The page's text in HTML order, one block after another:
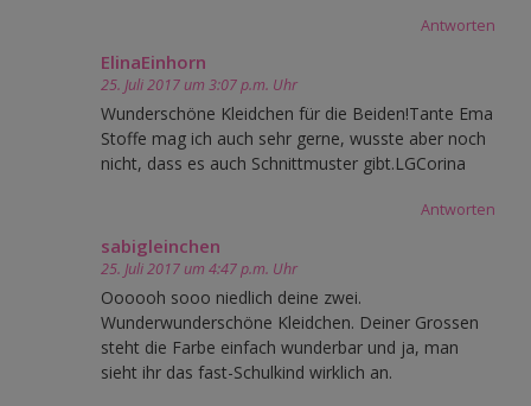
Antworten
ElinaEinhorn
25. Juli 2017 um 3:07 p.m. Uhr
Wunderschöne Kleidchen für die Beiden!Tante Ema
Stoffe mag ich auch sehr gerne, wusste aber noch
nicht, dass es auch Schnittmuster gibt.LGCorina
Antworten
sabigleinchen
25. Juli 2017 um 4:47 p.m. Uhr
Oooooh sooo niedlich deine zwei.
Wunderwunderschöne Kleidchen. Deiner Grossen
steht die Farbe einfach wunderbar und ja, man
sieht ihr das fast-Schulkind wirklich an.